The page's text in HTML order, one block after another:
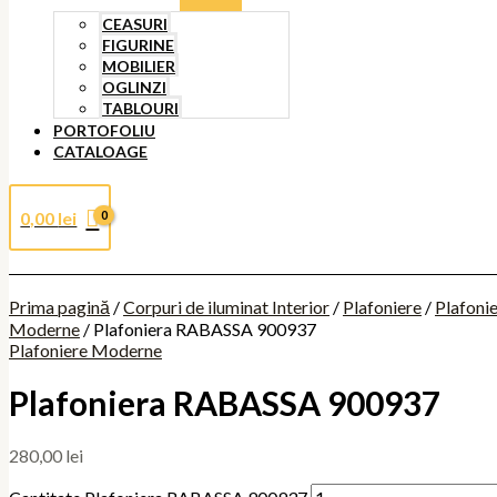
CEASURI
FIGURINE
MOBILIER
OGLINZI
TABLOURI
PORTOFOLIU
CATALOAGE
0,00 lei
Prima pagină /Corpuri de iluminat Interior / Plafoniere /
Moderne / Plafoniera RABASSA 900937
Plafoniere Moderne
Plafoniera RABASSA 900937
280,00 lei